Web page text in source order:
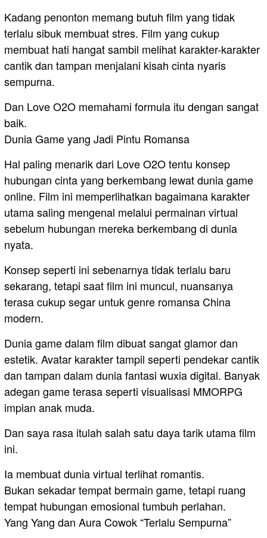
Kadang penonton memang butuh film yang tidak
terlalu sibuk membuat stres. Film yang cukup
membuat hati hangat sambil melihat karakter-karakter
cantik dan tampan menjalani kisah cinta nyaris
sempurna.
Dan Love O2O memahami formula itu dengan sangat
baik.
Dunia Game yang Jadi Pintu Romansa
Hal paling menarik dari Love O2O tentu konsep
hubungan cinta yang berkembang lewat dunia game
online. Film ini memperlihatkan bagaimana karakter
utama saling mengenal melalui permainan virtual
sebelum hubungan mereka berkembang di dunia
nyata.
Konsep seperti ini sebenarnya tidak terlalu baru
sekarang, tetapi saat film ini muncul, nuansanya
terasa cukup segar untuk genre romansa China
modern.
Dunia game dalam film dibuat sangat glamor dan
estetik. Avatar karakter tampil seperti pendekar cantik
dan tampan dalam dunia fantasi wuxia digital. Banyak
adegan game terasa seperti visualisasi MMORPG
impian anak muda.
Dan saya rasa itulah salah satu daya tarik utama film
ini.
Ia membuat dunia virtual terlihat romantis.
Bukan sekadar tempat bermain game, tetapi ruang
tempat hubungan emosional tumbuh perlahan.
Yang Yang dan Aura Cowok “Terlalu Sempurna”